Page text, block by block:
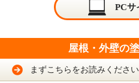
PCサ
屋根・外壁の
まずこちらをお読みください